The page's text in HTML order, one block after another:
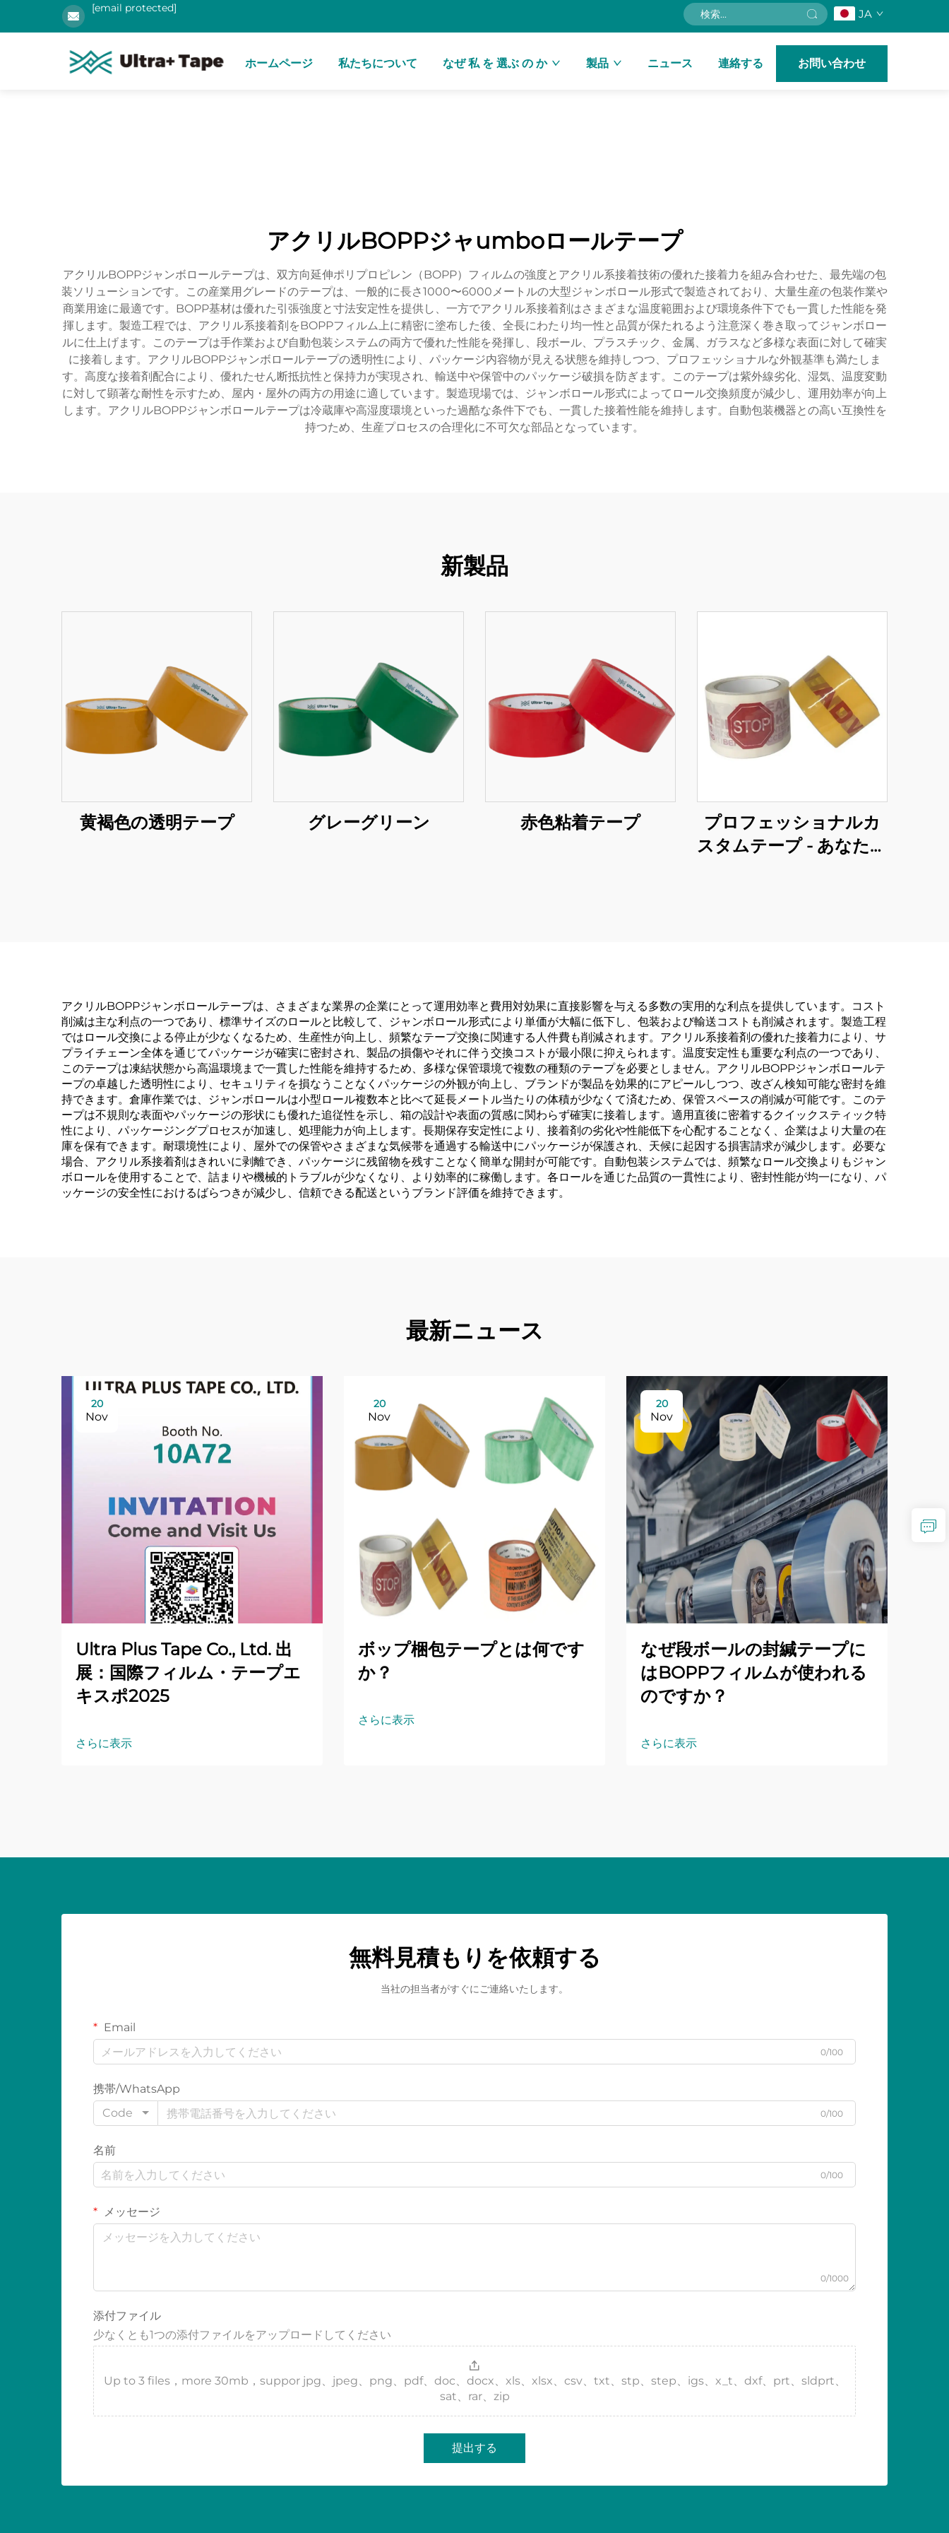
[email protected] JA
ホームページ 私たちについて なぜ 私 を 選ぶ の か 製品 ニュース 連絡する お問い合わせ
アクリルBOPPジャumboロールテープ
アクリルBOPPジャンボロールテープは、双方向延伸ポリプロピレン（BOPP）フィルムの強度とアクリル系接着技術の優れた接着力を組み合わせた、最先端の包
装ソリューションです。この産業用グレードのテープは、一般的に長さ1000〜6000メートルの大型ジャンボロール形式で製造されており、大量生産の包装作業や
商業用途に最適です。BOPP基材は優れた引張強度と寸法安定性を提供し、一方でアクリル系接着剤はさまざまな温度範囲および環境条件下でも一貫した性能を発
揮します。製造工程では、アクリル系接着剤をBOPPフィルム上に精密に塗布した後、全長にわたり均一性と品質が保たれるよう注意深く巻き取ってジャンボロー
ルに仕上げます。このテープは手作業および自動包装システムの両方で優れた性能を発揮し、段ボール、プラスチック、金属、ガラスなど多様な表面に対して確実
に接着します。アクリルBOPPジャンボロールテープの透明性により、パッケージ内容物が見える状態を維持しつつ、プロフェッショナルな外観基準も満たしま
す。高度な接着剤配合により、優れたせん断抵抗性と保持力が実現され、輸送中や保管中のパッケージ破損を防ぎます。このテープは紫外線劣化、湿気、温度変動
に対して顕著な耐性を示すため、屋内・屋外の両方の用途に適しています。製造現場では、ジャンボロール形式によってロール交換頻度が減少し、運用効率が向上
します。アクリルBOPPジャンボロールテープは冷蔵庫や高湿度環境といった過酷な条件下でも、一貫した接着性能を維持します。自動包装機器との高い互換性を
持つため、生産プロセスの合理化に不可欠な部品となっています。
新製品
黄褐色の透明テープ グレーグリーン 赤色粘着テープ
プロフェッショナルカ
スタムテープ - あなたの
アクリルBOPPジャンボロールテープは、さまざまな業界の企業にとって運用効率と費用対効果に直接影響を与える多数の実用的な利点を提供しています。コスト
削減は主な利点の一つであり、標準サイズのロールと比較して、ジャンボロール形式により単価が大幅に低下し、包装および輸送コストも削減されます。製造工程
ではロール交換による停止が少なくなるため、生産性が向上し、頻繁なテープ交換に関連する人件費も削減されます。アクリル系接着剤の優れた接着力により、サ
プライチェーン全体を通じてパッケージが確実に密封され、製品の損傷やそれに伴う交換コストが最小限に抑えられます。温度安定性も重要な利点の一つであり、
このテープは凍結状態から高温環境まで一貫した性能を維持するため、多様な保管環境で複数の種類のテープを必要としません。アクリルBOPPジャンボロールテ
ープの卓越した透明性により、セキュリティを損なうことなくパッケージの外観が向上し、ブランドが製品を効果的にアピールしつつ、改ざん検知可能な密封を維
持できます。倉庫作業では、ジャンボロールは小型ロール複数本と比べて延長メートル当たりの体積が少なくて済むため、保管スペースの削減が可能です。このテ
ープは不規則な表面やパッケージの形状にも優れた追従性を示し、箱の設計や表面の質感に関わらず確実に接着します。適用直後に密着するクイックスティック特
性により、パッケージングプロセスが加速し、処理能力が向上します。長期保存安定性により、接着剤の劣化や性能低下を心配することなく、企業はより大量の在
庫を保有できます。耐環境性により、屋外での保管やさまざまな気候帯を通過する輸送中にパッケージが保護され、天候に起因する損害請求が減少します。必要な
場合、アクリル系接着剤はきれいに剥離でき、パッケージに残留物を残すことなく簡単な開封が可能です。自動包装システムでは、頻繁なロール交換よりもジャン
ボロールを使用することで、詰まりや機械的トラブルが少なくなり、より効率的に稼働します。各ロールを通じた品質の一貫性により、密封性能が均一になり、パ
ッケージの安全性におけるばらつきが減少し、信頼できる配送というブランド評価を維持できます。
最新ニュース
20
Nov
Ultra Plus Tape Co., Ltd. 出
展：国際フィルム・テープエ
キスポ2025
さらに表示
20
Nov
ボップ梱包テープとは何です
か？
さらに表示
20
Nov
なぜ段ボールの封緘テープに
はBOPPフィルムが使われる
のですか？
さらに表示
無料見積もりを依頼する
当社の担当者がすぐにご連絡いたします。
Email
0/100
携帯/WhatsApp
Code
0/100
名前
0/100
メッセージ
0/1000
添付ファイル
少なくとも1つの添付ファイルをアップロードしてください
Up to 3 files，more 30mb，suppor jpg、jpeg、png、pdf、doc、docx、xls、xlsx、csv、txt、stp、step、igs、x_t、dxf、prt、sldprt、
sat、rar、zip
提出する